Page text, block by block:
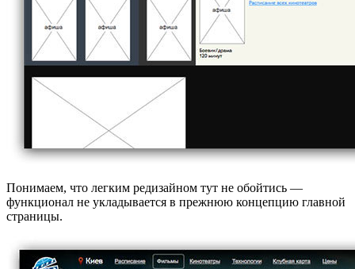
Понимаем, что легким редизайном тут не обойтись —
функционал не укладывается в прежнюю концепцию главной
страницы.